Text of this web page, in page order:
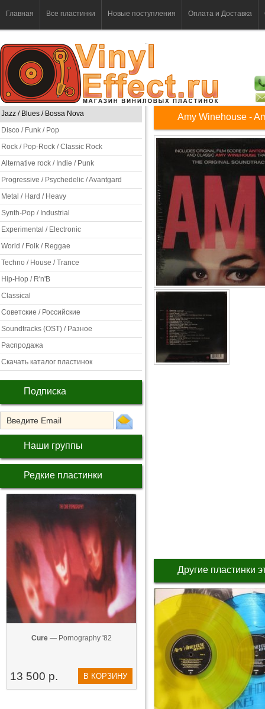
Главная Все пластинки Новые поступления Оплата и Доставка
Jazz / Blues / Bossa Nova
Disco / Funk / Pop
Rock / Pop-Rock / Classic Rock
Alternative rock / Indie / Punk
Progressive / Psychedelic / Avantgard
Metal / Hard / Heavy
Synth-Pop / Industrial
Experimental / Electronic
World / Folk / Reggae
Techno / House / Trance
Hip-Hop / R'n'B
Classical
Советские / Российские
Soundtracks (OST) / Разное
Распродажа
Скачать каталог пластинок
Подписка
Наши группы
Редкие пластинки
Cure— Pornography '82
13 500 р. В КОРЗИНУ
Amy Winehouse -
Другие пластинки